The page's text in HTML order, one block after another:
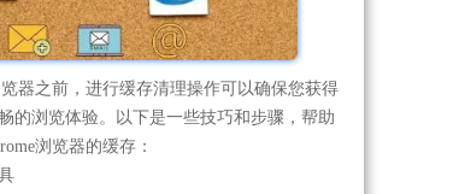
器之前，进行缓存清理操作可以确保您获得
的浏览体验。以下是一些技巧和步骤，帮助
浏览器的缓存：